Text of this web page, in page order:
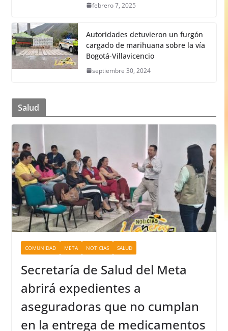
febrero 7, 2025
Autoridades detuvieron un furgón
cargado de marihuana sobre la vía
Bogotá-Villavicencio
septiembre 30, 2024
Salud
COMUNIDAD META NOTICIAS SALUD
Secretaría de Salud del Meta
abrirá expedientes a
aseguradoras que no cumplan
en la entrega de medicamentos